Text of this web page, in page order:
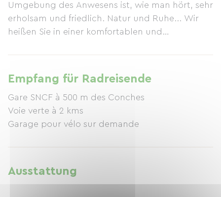
Umgebung des Anwesens ist, wie man hört, sehr
erholsam und friedlich. Natur und Ruhe... Wir
heißen Sie in einer komfortablen und
Unterkunft enthalten sind, bieten wir Ihnen
Gartenmöbel, Grill, Boule, Tischtennis und
Tischfußball. Entdecken Sie Les Conches auf
unserer Website.
Empfang für Radreisende
Gare SNCF à 500 m des Conches
Voie verte à 2 kms
Garage pour vélo sur demande
Ausstattung